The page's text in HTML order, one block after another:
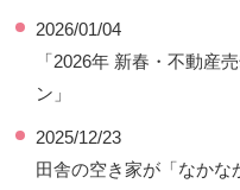
2026/01/04
「2026年 新春・不動産
ン」
2025/12/23
田舎の空き家が「なかな